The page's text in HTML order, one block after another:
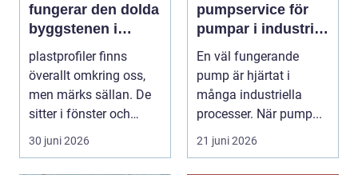
fungerar den dolda
byggstenen i
modern industri
plastprofiler finns
överallt omkring oss,
men märks sällan. De
sitter i fönster och
dörrar, i kylskå...
30 juni 2026
pumpservice för
pumpar i industrin
– så undviker du
dyra driftstopp
En väl fungerande
pump är hjärtat i
många industriella
processer. När pump...
21 juni 2026